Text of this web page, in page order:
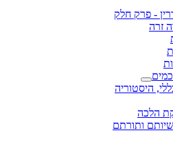
- פרק חלק
זרה
היסטוריה
הלכה
ותורתם